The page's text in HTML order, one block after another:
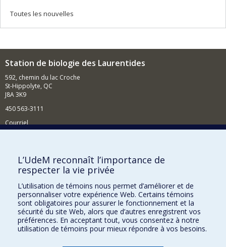
Toutes les nouvelles
Station de biologie des Laurentides
592, chemin du lac Croche
St-Hippolyte, QC
J8A 3K9
450 563-3111
Courriel
Comment soutenir la SBL?
BESOIN D'AIDE?
Plan du site
Signaler une erreur
Accessibilité
FACULTÉ DES ARTS ET DES SCIENCES
L’UdeM reconnaît l’importance de
respecter la vie privée
L’utilisation de témoins nous permet d’améliorer et de
personnaliser votre expérience Web. Certains témoins
sont obligatoires pour assurer le fonctionnement et la
sécurité du site Web, alors que d’autres enregistrent vos
préférences. En acceptant tout, vous consentez à notre
utilisation de témoins pour mieux répondre à vos besoins.